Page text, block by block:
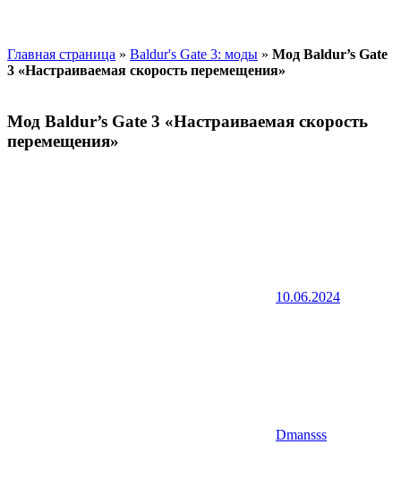
Главная страница » Baldur's Gate 3: моды » Мод Baldur’s Gate
3 «Настраиваемая скорость перемещения»
Мод Baldur’s Gate 3 «Настраиваемая скорость
перемещения»
10.06.2024
Dmansss